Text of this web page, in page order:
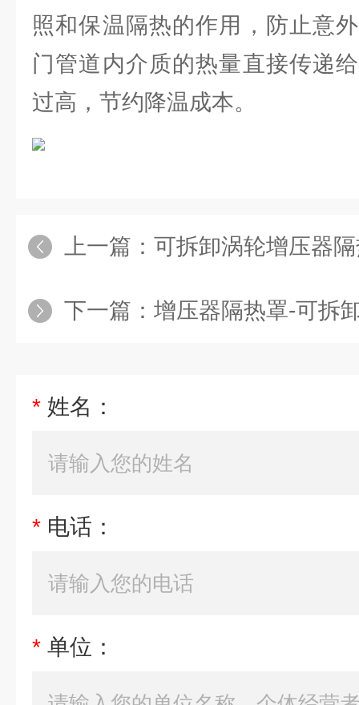
照和保温隔热的作用，防止意
门管道内介质的热量直接传递
过高，节约降温成本。
上一篇： 可拆卸涡轮增压器隔热罩-
下一篇： 增压器隔热罩-可拆卸排气歧
* 姓名：
* 电话：
* 单位：